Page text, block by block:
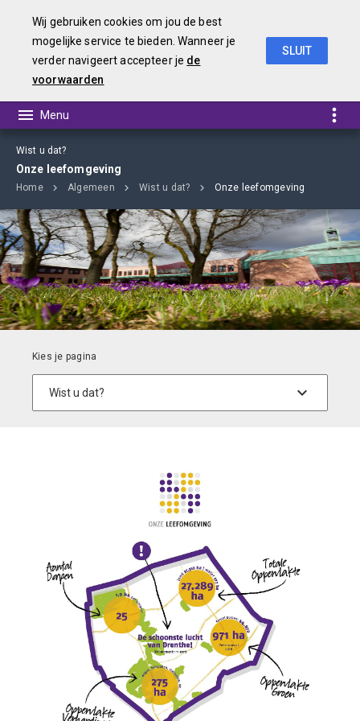
Wist u dat?
Onze leefomgeving
Home Algemeen Wist u dat? Onze leefomgeving
Wij gebruiken cookies om jou de best
mogelijke service te bieden. Wanneer je
verder navigeert accepteer je de
voorwaarden
SLUIT